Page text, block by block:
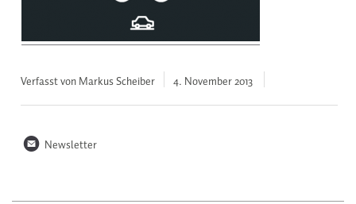
Verfasst von Markus Scheiber 4. November2013
n Newsletter